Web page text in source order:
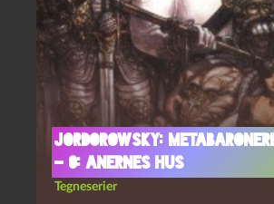
Jordorowsky:
– 0: Anernes hus
Tegneserier